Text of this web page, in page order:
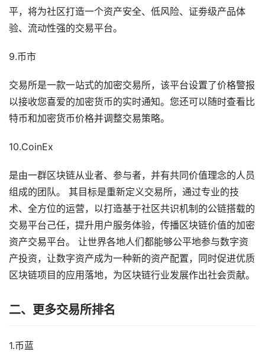
平，将为社区打造一个资产安全、低风险、证劵级产品体
验、流动性强的交易平台。
9.币市
交易所是一款一站式的加密交易所，该平台设置了价格警报
以接收您喜爱的加密货币的实时通知。您还可以随时查看比
特币和加密货币价格并调整交易策略。
10.CoinEx
是由一群区块链从业者、参与者，并有共同价值理念的人员
组成的团队。 其目标是重新定义交易所，通过专业的技
术、全方位的运营，以打造基于社区共识机制的公链搭载的
交易平台己任，提升用户服务体验，传播区块链价值的加密
资产交易平台。 让世界各地人们都能够公平地参与数字资
产投资，让数字资产成为一种新的资产配置，同时促进优质
区块链项目的应用落地，为区块链行业发展作出社会贡献。
二、更多交易所排名
1.币蓝